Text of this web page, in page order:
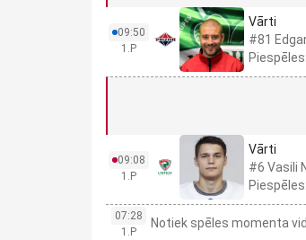
09:50
1.P
Vārti
#81
09:08
1.P
Vārti
#6 Vasili
07:28
1.P
Notiek spēles momenta